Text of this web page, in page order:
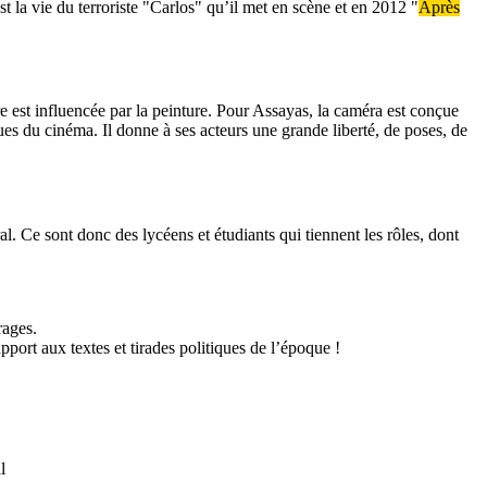
la vie du terroriste "Carlos" qu’il met en scène et en 2012 "Après
influencée par la peinture. Pour Assayas, la caméra est conçue
du cinéma. Il donne à ses acteurs une grande liberté, de poses, de
Ce sont donc des lycéens et étudiants qui tiennent les rôles, dont
aux textes et tirades politiques de l’époque !